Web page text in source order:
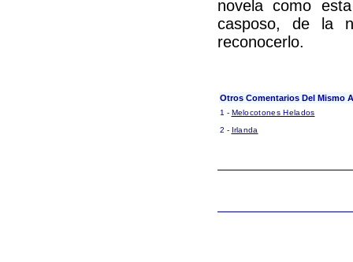
novela como
casposo, de la
reconocerlo.
Otros Comentarios Del Mismo
1 - Melocotones Helados
2 - Irlanda